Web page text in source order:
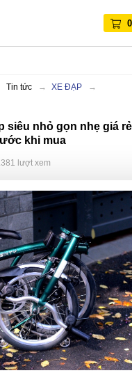
0
Tin tức XE ĐẠP
siêu nhỏ gọn nhẹ giá
khi mua
lượt xem